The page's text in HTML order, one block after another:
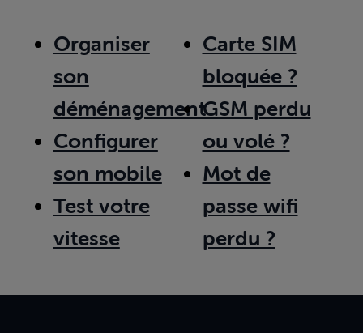
Organiser
son
déménagement
Configurer
son mobile
Test votre
vitesse
Carte SIM
bloquée ?
GSM perdu
ou volé ?
Mot de
passe wifi
perdu ?